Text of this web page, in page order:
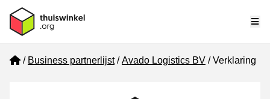
Home
Business partnerlijst Avado Logistics BV Verklaring